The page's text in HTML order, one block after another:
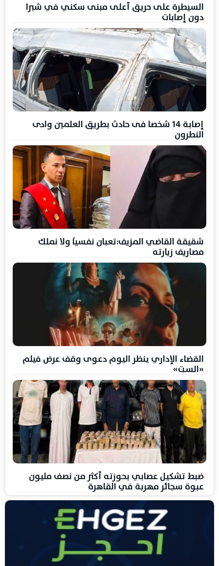
السيطرة على حريق أعلى مبنى سكني في شبرا
دون إصابات
إصابة 14 شخصا فى حادث بطريق العلمين وادى
النطرون
شقيقة القاضي المزيف:تعبان نفسياً ولا نملك
مصاريف زيارته
القضاء الإداري ينظر اليوم دعوى وقف عرض فيلم
«الست»
ضبط تشكيل عصابي بحوزته أكثر من نصف مليون
عبوة سجائر مهربة في القاهرة